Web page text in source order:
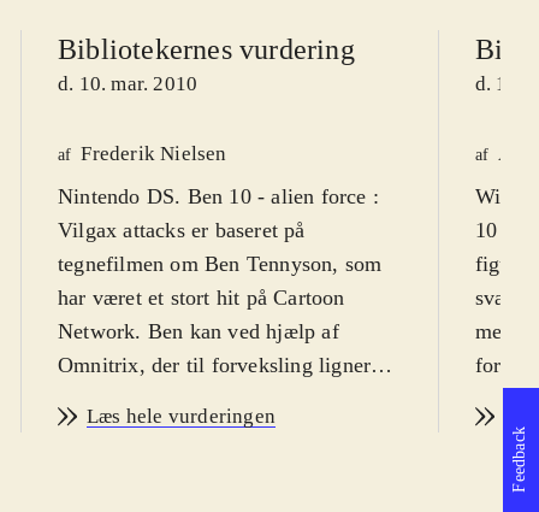
Bibliotekernes vurdering
d. 10. mar. 2010
af Frederik Nielsen
Nintendo DS. Ben 10 - alien force :
Vilgax attacks er baseret på
tegnefilmen om Ben Tennyson, som
har været et stort hit på Cartoon
Network. Ben kan ved hjælp af
Omnitrix, der til forveksling ligner et
ydre rum, forvandle sig til 10
Læs hele vurderingen
d. 18.
af
Wii,
10
for
og
Feedback